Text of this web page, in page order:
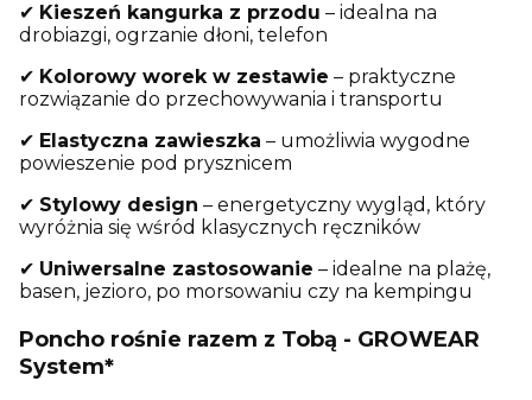
✔ Kieszeń kangurka z przodu – idealna na
drobiazgi, ogrzanie dłoni, telefon
✔ Kolorowy worek w zestawie – praktyczne
rozwiązanie do przechowywania i transportu
✔ Elastyczna zawieszka – umożliwia wygodne
powieszenie pod prysznicem
✔ Stylowy design – energetyczny wygląd, który
wyróżnia się wśród klasycznych ręczników
✔ Uniwersalne zastosowanie – idealne na plażę,
basen, jezioro, po morsowaniu czy na kempingu
Poncho rośnie razem z Tobą - GROWEAR
System*